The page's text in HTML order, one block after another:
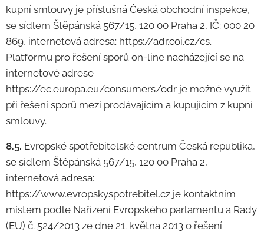
kupní smlouvy je příslušná Česká obchodní inspekce,
se sídlem Štěpánská 567/15, 120 00 Praha 2, IČ: 000 20
869, internetová adresa: https://adr.coi.cz/cs.
Platformu pro řešení sporů on-line nacházející se na
internetové adrese
https://ec.europa.eu/consumers/odr je možné využít
při řešení sporů mezi prodávajícím a kupujícím z kupní
smlouvy.
8.5. Evropské spotřebitelské centrum Česká republika,
se sídlem Štěpánská 567/15, 120 00 Praha 2,
internetová adresa:
https://www.evropskyspotrebitel.cz je kontaktním
místem podle Nařízení Evropského parlamentu a Rady
(EU) č. 524/2013 ze dne 21. května 2013 o řešení